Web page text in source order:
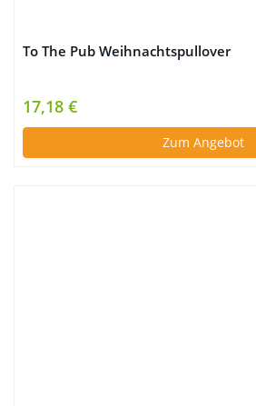
To The Pub Weihnachtspullover
17,18 €
Zum Angebot